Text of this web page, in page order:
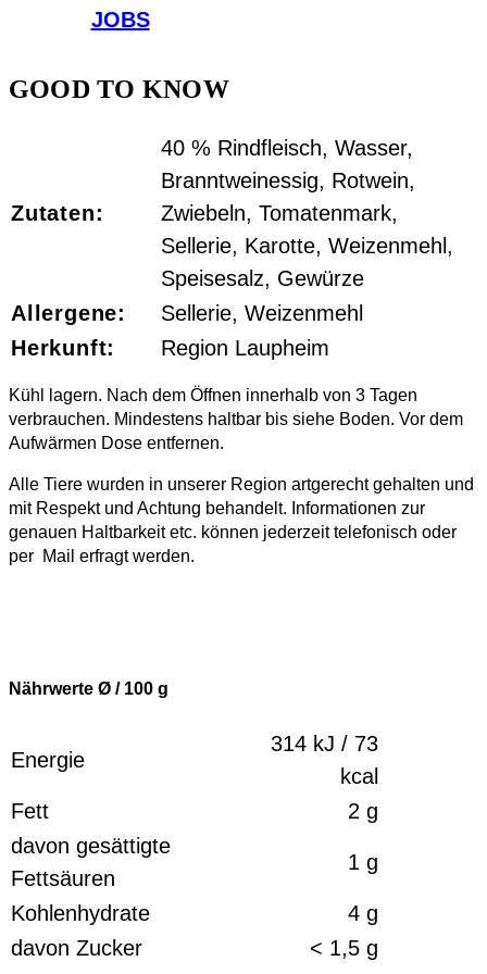
JOBS
GOOD TO KNOW
Zutaten:
40 % Rindfleisch, Wasser,
Branntweinessig, Rotwein,
Zwiebeln, Tomatenmark,
Sellerie, Karotte, Weizenmehl,
Speisesalz, Gewürze
Allergene:
Sellerie, Weizenmehl
Herkunft:
Region Laupheim
Kühl lagern. Nach dem Öffnen innerhalb von 3 Tagen
verbrauchen. Mindestens haltbar bis siehe Boden. Vor dem
Aufwärmen Dose entfernen.
Alle Tiere wurden in unserer Region artgerecht gehalten und
mit Respekt und Achtung behandelt. Informationen zur
genauen Haltbarkeit etc. können jederzeit telefonisch oder
per Mail erfragt werden.
Nährwerte Ø / 100 g
Energie
314 kJ / 73
kcal
Fett
2 g
davon gesättigte
Fettsäuren
1 g
Kohlenhydrate
4 g
davon Zucker
< 1,5 g